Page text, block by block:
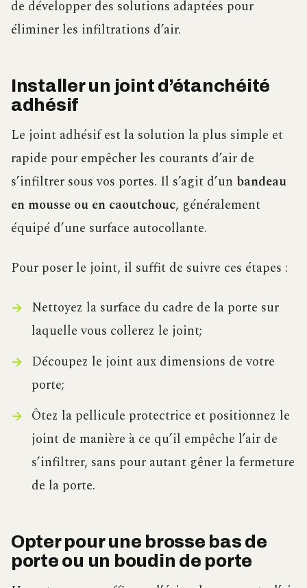
de développer des solutions adaptées pour
éliminer les infiltrations d’air.
Installer un joint d’étanchéité
adhésif
Le joint adhésif est la solution la plus simple et
rapide pour empêcher les courants d’air de
s’infiltrer sous vos portes. Il s’agit d’un bandeau
en mousse ou en caoutchouc, généralement
équipé d’une surface autocollante.
Pour poser le joint, il suffit de suivre ces étapes :
Nettoyez la surface du cadre de la porte sur
laquelle vous collerez le joint;
Découpez le joint aux dimensions de votre
porte;
Ôtez la pellicule protectrice et positionnez le
joint de manière à ce qu’il empêche l’air de
s’infiltrer, sans pour autant gêner la fermeture
de la porte.
Opter pour une brosse bas de
porte ou un boudin de porte